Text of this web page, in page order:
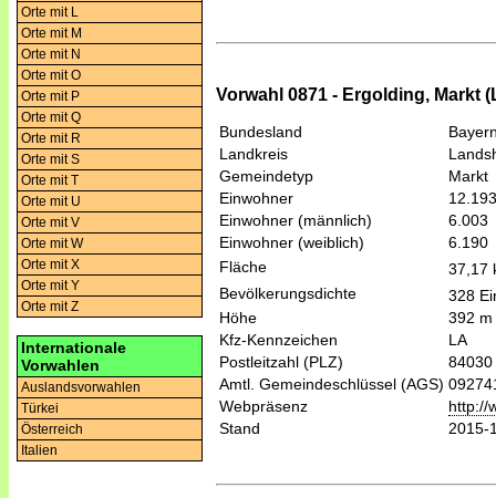
Orte mit L
Orte mit M
Orte mit N
Orte mit O
Orte mit P
Orte mit Q
Orte mit R
Orte mit S
Orte mit T
Orte mit U
Orte mit V
Orte mit W
Orte mit X
Orte mit Y
Orte mit Z
Internationale
Vorwahlen
Auslandsvorwahlen
Türkei
Österreich
Italien
Vorwahl 0871 - Ergolding, Markt
Bundesland
Landkreis
Gemeindetyp
Markt
Einwohner
12.193
Einwohner (männlich)
6.003
Einwohner (weiblich)
6.190
Fläche
37,17
Bevölkerungsdichte
328
Höhe
392 m
Kfz-Kennzeichen
LA
Postleitzahl (PLZ)
84030
Amtl. Gemeindeschlüssel (AGS)
Webpräsenz
http://
Stand
2015-